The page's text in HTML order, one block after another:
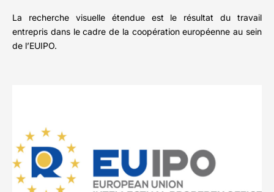
La recherche visuelle étendue est le résultat du travail
entrepris dans le cadre de la coopération européenne au sein
de l’EUIPO.